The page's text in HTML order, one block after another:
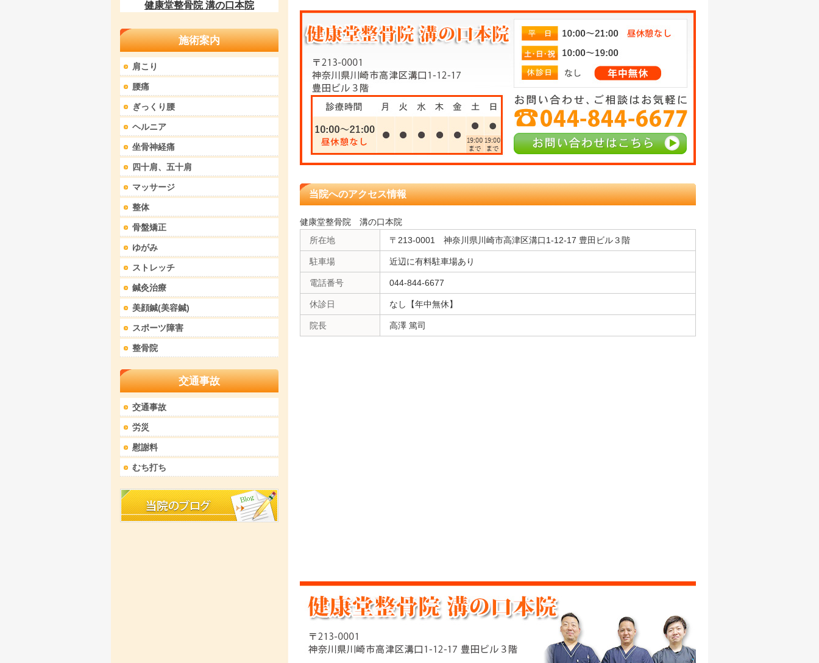
当院へのアクセス情報
健康堂整骨院 溝の口本院
所在地
〒213-0001 神奈川県川崎市高津区溝口1-12-17 豊田ビル３階
駐車場 近辺に有料駐車場あり
電話番号 044-844-6677
休診日 なし【年中無休】
院長 高澤 篤司
施術案内
肩こり
腰痛
ぎっくり腰
ヘルニア
坐骨神経痛
四十肩、五十肩
マッサージ
整体
骨盤矯正
ゆがみ
ストレッチ
鍼灸治療
美顔鍼(美容鍼)
スポーツ障害
整骨院
交通事故
交通事故
労災
慰謝料
むち打ち